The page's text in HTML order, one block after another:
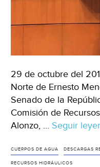
29 de octubre del
Norte de Ernesto
Senado de la
Comisión de
Alonzo, … Seguir
CUERPOS DE AGUA DESCARGAS
RECURSOS HIDRÁULICOS